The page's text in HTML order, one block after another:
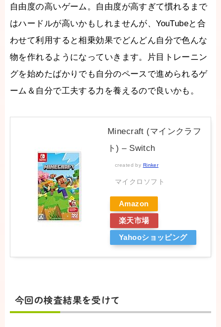
自由度の高いゲーム。自由度が高すぎて慣れるまで
はハードルが高いかもしれませんが、YouTubeと合
わせて利用すると相乗効果でどんどん自分で色んな
物を作れるようになっていきます。片目トレーニン
グを始めたばかりでも自分のペースで進められるゲ
ーム＆自分で工夫する力を養えるので良いかも。
Minecraft (マインクラフ
ト) – Switch
created by Rinker
マイクロソフト
Amazon
楽天市場
Yahooショッピング
今回の検査結果を受けて